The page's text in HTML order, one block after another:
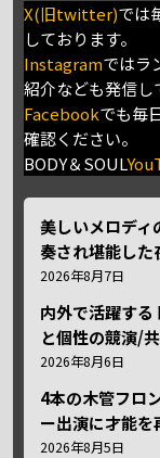
X(旧twitter)では
しております。
Instagramではラ
紹介なども発信し
Facebookでも毎
確認ください。
BODY＆SOUL
美しいメロディ
奏され堪能した
2026年8月7日
内外で活躍す
と個性の競演/
2026年8月6日
4本の木管フロ
ー出演に才能を
2026年8月5日